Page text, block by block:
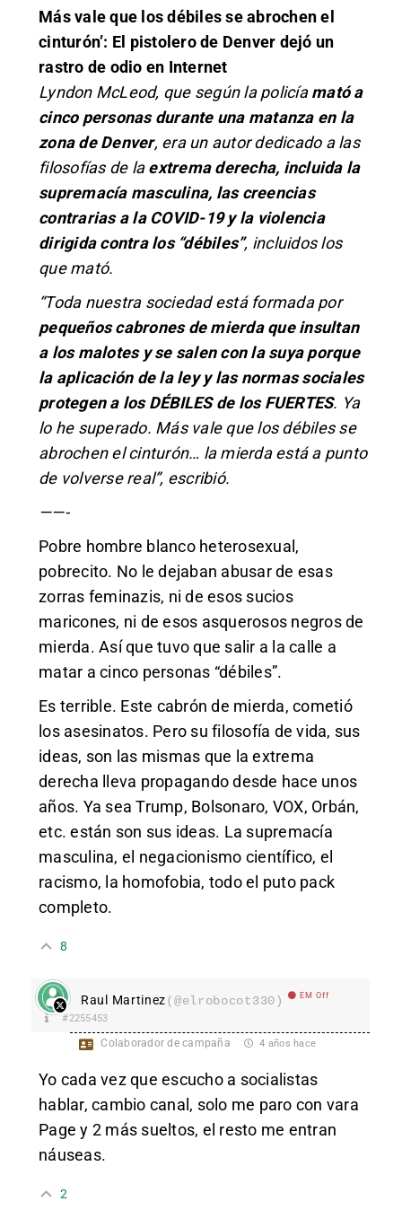
Más vale que los débiles se abrochen el
cinturón’: El pistolero de Denver dejó un
rastro de odio en Internet
Lyndon McLeod, que según la policíamató a
cinco personas durante una matanza en la
zona de Denver, era un autor dedicado a las
filosofías de laextrema derecha, incluida la
supremacía masculina, las creencias
contrarias a la COVID-19 y la violencia
dirigida contra los “débiles”, incluidos los
que mató.
“Toda nuestra sociedad está formada por
pequeños cabrones de mierda que insultan
a los malotes y se salen con la suya porque
la aplicación de la ley y las normas sociales
protegen a los DÉBILES de los FUERTES. Ya
lo he superado. Más vale que los débiles se
abrochen el cinturón… la mierda está a punto
de volverse real”, escribió.
——-
Pobre hombre blanco heterosexual,
pobrecito. No le dejaban abusar de esas
zorras feminazis, ni de esos sucios
maricones, ni de esos asquerosos negros de
mierda. Así que tuvo que salir a la calle a
matar a cinco personas “débiles”.
Es terrible. Este cabrón de mierda, cometió
los asesinatos. Pero su filosofía de vida, sus
ideas, son las mismas que la extrema
derecha lleva propagando desde hace unos
años. Ya sea Trump, Bolsonaro, VOX, Orbán,
etc. están son sus ideas. La supremacía
masculina, el negacionismo científico, el
racismo, la homofobia, todo el puto pack
completo.
8
Raul Martinez(@elrobocot330) EM Off
#2255453
Colaborador de campaña 4 años hace
Yo cada vez que escucho a socialistas
hablar, cambio canal, solo me paro con vara
Page y 2 más sueltos, el resto me entran
náuseas.
2